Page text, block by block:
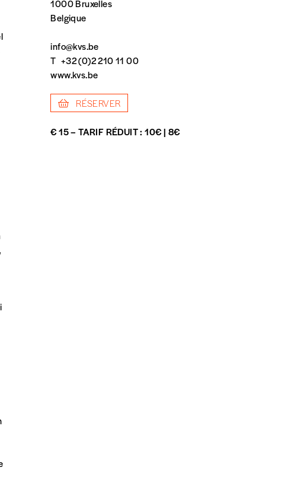
correspondent pas
1000 Bruxelles
Belgique
info@kvs.be
T +32 (0)2 210 11 00
www.kvs.be
RÉSERVER
€ 15 – TARIF RÉDUIT : 10€ | 8€